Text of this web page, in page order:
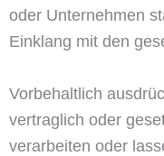
oder Unternehmen
Einklang mit den
Vorbehaltlich
vertraglich oder
verarbeiten oder